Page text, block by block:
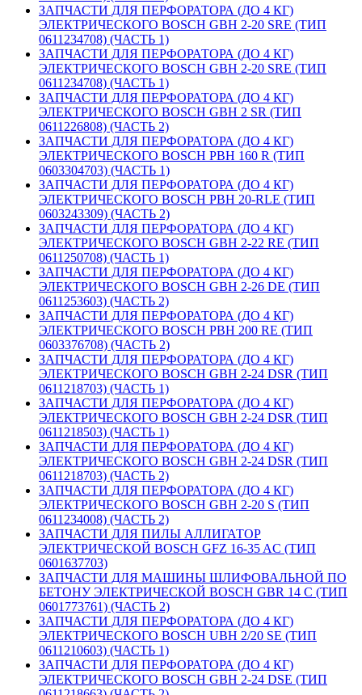
ЗАПЧАСТИ ДЛЯ ПЕРФОРАТОРА (ДО 4 КГ)
ЭЛЕКТРИЧЕСКОГО BOSCH GBH 2-20 SRE (ТИП
0611234708) (ЧАСТЬ 1)
ЗАПЧАСТИ ДЛЯ ПЕРФОРАТОРА (ДО 4 КГ)
ЭЛЕКТРИЧЕСКОГО BOSCH GBH 2-20 SRE (ТИП
0611234708) (ЧАСТЬ 1)
ЗАПЧАСТИ ДЛЯ ПЕРФОРАТОРА (ДО 4 КГ)
ЭЛЕКТРИЧЕСКОГО BOSCH GBH 2 SR (ТИП
0611226808) (ЧАСТЬ 2)
ЗАПЧАСТИ ДЛЯ ПЕРФОРАТОРА (ДО 4 КГ)
ЭЛЕКТРИЧЕСКОГО BOSCH PBH 160 R (ТИП
0603304703) (ЧАСТЬ 1)
ЗАПЧАСТИ ДЛЯ ПЕРФОРАТОРА (ДО 4 КГ)
ЭЛЕКТРИЧЕСКОГО BOSCH PBH 20-RLE (ТИП
0603243309) (ЧАСТЬ 2)
ЗАПЧАСТИ ДЛЯ ПЕРФОРАТОРА (ДО 4 КГ)
ЭЛЕКТРИЧЕСКОГО BOSCH GBH 2-22 RE (ТИП
0611250708) (ЧАСТЬ 1)
ЗАПЧАСТИ ДЛЯ ПЕРФОРАТОРА (ДО 4 КГ)
ЭЛЕКТРИЧЕСКОГО BOSCH GBH 2-26 DE (ТИП
0611253603) (ЧАСТЬ 2)
ЗАПЧАСТИ ДЛЯ ПЕРФОРАТОРА (ДО 4 КГ)
ЭЛЕКТРИЧЕСКОГО BOSCH PBH 200 RE (ТИП
0603376708) (ЧАСТЬ 2)
ЗАПЧАСТИ ДЛЯ ПЕРФОРАТОРА (ДО 4 КГ)
ЭЛЕКТРИЧЕСКОГО BOSCH GBH 2-24 DSR (ТИП
0611218703) (ЧАСТЬ 1)
ЗАПЧАСТИ ДЛЯ ПЕРФОРАТОРА (ДО 4 КГ)
ЭЛЕКТРИЧЕСКОГО BOSCH GBH 2-24 DSR (ТИП
0611218503) (ЧАСТЬ 1)
ЗАПЧАСТИ ДЛЯ ПЕРФОРАТОРА (ДО 4 КГ)
ЭЛЕКТРИЧЕСКОГО BOSCH GBH 2-24 DSR (ТИП
0611218703) (ЧАСТЬ 2)
ЗАПЧАСТИ ДЛЯ ПЕРФОРАТОРА (ДО 4 КГ)
ЭЛЕКТРИЧЕСКОГО BOSCH GBH 2-20 S (ТИП
0611234008) (ЧАСТЬ 2)
ЗАПЧАСТИ ДЛЯ ПИЛЫ АЛЛИГАТОР
ЭЛЕКТРИЧЕСКОЙ BOSCH GFZ 16-35 AC (ТИП
0601637703)
ЗАПЧАСТИ ДЛЯ МАШИНЫ ШЛИФОВАЛЬНОЙ ПО
БЕТОНУ ЭЛЕКТРИЧЕСКОЙ BOSCH GBR 14 C (ТИП
0601773761) (ЧАСТЬ 2)
ЗАПЧАСТИ ДЛЯ ПЕРФОРАТОРА (ДО 4 КГ)
ЭЛЕКТРИЧЕСКОГО BOSCH UBH 2/20 SE (ТИП
0611210603) (ЧАСТЬ 1)
ЗАПЧАСТИ ДЛЯ ПЕРФОРАТОРА (ДО 4 КГ)
ЭЛЕКТРИЧЕСКОГО BOSCH GBH 2-24 DSE (ТИП